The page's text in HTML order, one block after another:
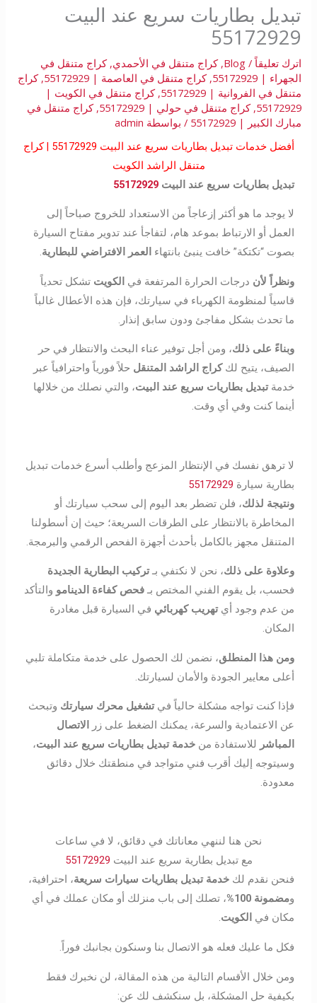
تبديل بطاريات سريع عند البيت
55172929
اترك تعليقاً /
Blog
,كراج متنقل في الأحمدي,كراج متنقل في
الجهراء | 55172929
,كراج متنقل في العاصمة | 55172929 ,كراج
متنقل في الفروانية | 55172929
,كراج متنقل في الكويت |
55172929
,كراج متنقل في حولي | 55172929 ,كراج متنقل في
مبارك الكبير | 55172929
/ بواسطة admin
أفضل خدمات تبديل بطاريات سريع عند البيت 55172929 | كراج
متنقل الراشد الكويت
تبديل بطاريات سريع عند البيت 55172929
لا يوجد ما هو أكثر إزعاجاً من الاستعداد للخروج صباحاً إلى
العمل أو الارتباط بموعد هام، لتفاجأ عند تدوير مفتاح السيارة
بصوت “تكتكة” خافت ينبئ بانتهاء العمر الافتراضي للبطارية.
ونظراً لأن درجات الحرارة المرتفعة في الكويت تشكل تحدياً
قاسياً لمنظومة الكهرباء في سيارتك، فإن هذه الأعطال غالباً
ما تحدث بشكل مفاجئ ودون سابق إنذار.
وبناءً على ذلك، ومن أجل توفير عناء البحث والانتظار في حر
الصيف، يتيح لككراج الراشد المتنقل حلاً فورياً واحترافياً عبر
خدمةتبديل بطاريات سريع عند البيت، والتي نصلك من خلالها
أينما كنت وفي أي وقت.
لا ترهق نفسك في الإنتظار المزعج وأطلب أسرع خدمات تبديل
بطارية سيارة 55172929
ونتيجة لذلك، فلن تضطر بعد اليوم إلى سحب سيارتك أو
المخاطرة بالانتظار على الطرقات السريعة؛ حيث إن أسطولنا
المتنقل مجهز بالكامل بأحدث أجهزة الفحص الرقمي والبرمجة.
وعلاوة على ذلك، نحن لا نكتفي بـتركيب البطارية الجديدة
فحسب، بل يقوم الفني المختص بـفحص كفاءة الدينامو والتأكد
من عدم وجود أيتهريب كهربائي في السيارة قبل مغادرة
المكان.
ومن هذا المنطلق، نضمن لك الحصول على خدمة متكاملة تلبي
أعلى معايير الجودة والأمان لسيارتك.
فإذا كنت تواجه مشكلة حالياً فيتشغيل محرك سيارتك وتبحث
عن الاعتمادية والسرعة، يمكنك الضغط على زر
الاتصال
المباشر للاستفادة منخدمة تبديل بطاريات سريع عند البيت،
وسيتوجه إليك أقرب فني متواجد في منطقتك خلال دقائق
معدودة.
نحن هنا لننهي معاناتك في دقائق، لا في ساعات
مع تبديل بطارية سريع عند البيت 55172929
فنحن نقدم لكخدمة تبديل بطاريات سيارات سريعة، احترافية،
ومضمونة 100%
، تصلك إلى باب منزلك أو مكان عملك في أي
مكان في الكويت.
فكل ما عليك فعله هو الاتصال بنا وسنكون بجانبك فوراً.
ومن خلال الأقسام التالية من هذه المقالة، لن نخبرك فقط
بكيفية حل المشكلة، بل سنكشف لك عن: